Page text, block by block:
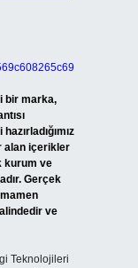
bir marka,
alan içerikler
kurum ve
Gerçek
ve
Teknolojileri